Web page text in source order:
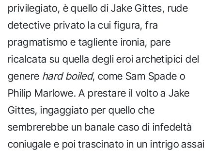
privilegiato, è quello di Jake Gittes, rude
detective privato la cui figura, fra
pragmatismo e tagliente ironia, pare
ricalcata su quella degli eroi archetipici del
genere hard boiled, come Sam Spade o
Philip Marlowe. A prestare il volto a Jake
Gittes, ingaggiato per quello che
sembrerebbe un banale caso di infedeltà
coniugale e poi trascinato in un intrigo assai